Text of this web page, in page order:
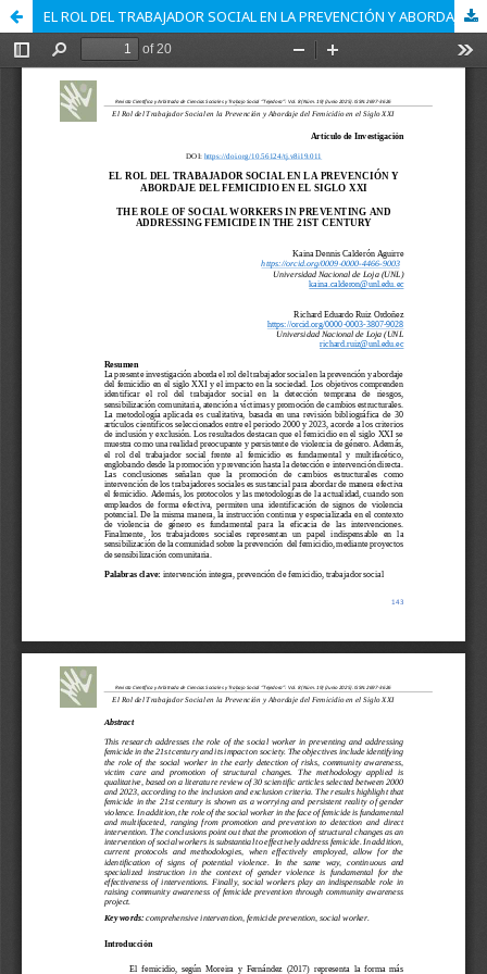
EL ROL DEL TRABAJADOR SOCIAL EN LA PREVENCIÓN Y ABORDAJE DEL FEMICIDIO EN EL SIGLO XXI